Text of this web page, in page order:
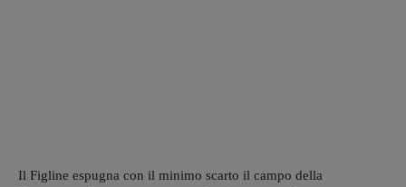
Il Figline espugna con il minimo scarto il campo della